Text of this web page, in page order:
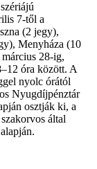
7-től a
(2 jegy),
Menyháza (10
28-ig,
óra között. A
nyolc órától
Nyugdíjpénztár
osztják ki, a
által